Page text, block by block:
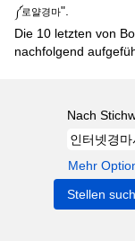
༼로얄경마".
Die 10 letzten von
nachfolgend
Nach
Mehr